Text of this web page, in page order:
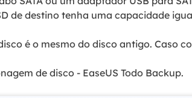
de destino tenha uma capacidade
é o mesmo do disco antigo. Caso
de disco - EaseUS Todo Backup.